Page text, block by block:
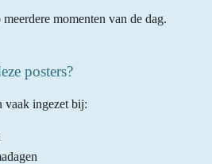
momenten van de dag.
posters?
vaak ingezet bij: